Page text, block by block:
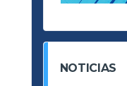
NOTICIAS